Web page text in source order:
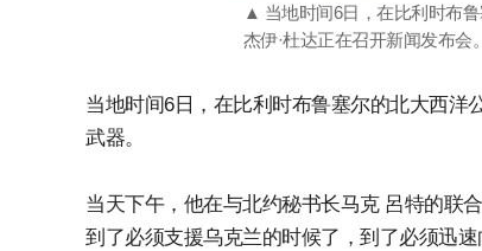
▲ 当地时间6日，在比利时布
杰伊·杜达正在召开新闻发布会
当地时间6日，在比利时布鲁塞尔的北大西洋
武器。
当天下午，他在与北约秘书长马克 呂特的联
到了必须支援乌克兰的时候了，到了必须迅